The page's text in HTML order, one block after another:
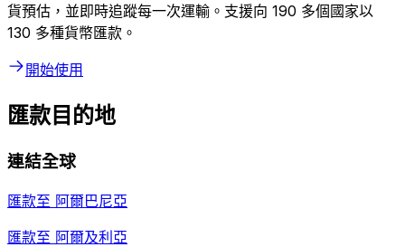
貨預估，並即時追蹤每一次運輸。支援向 190 多個國家以
130 多種貨幣匯款。
開始使用
匯款目的地
連結全球
匯款至 阿爾巴尼亞
匯款至 阿爾及利亞